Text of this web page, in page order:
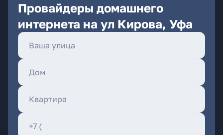
Провайдеры домашнего
интернета на ул Кирова, Уфа